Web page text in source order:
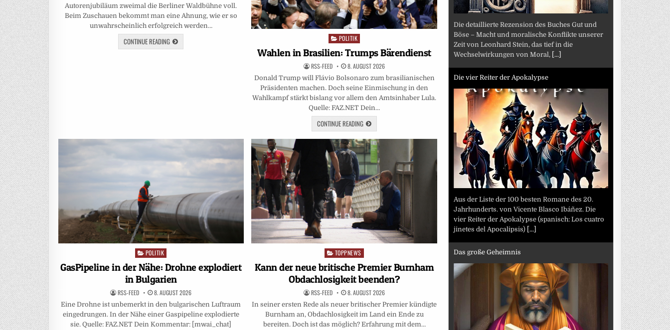
Autorenjubiläum zweimal die Berliner Waldbühne voll.
Beim Zuschauen bekommt man eine Ahnung, wie er so
unwahrscheinlich erfolgreich werden…
CONTINUE READING
Posted
in
POLITIK
Wahlen in Brasilien: Trumps Bärendienst
RSS-FEED 8. AUGUST 2026
Donald Trump will Flávio Bolsonaro zum brasilianischen
Präsidenten machen. Doch seine Einmischung in den
Wahlkampf stärkt bislang vor allem den Amtsinhaber Lula.
Quelle: FAZ.NET Dein…
CONTINUE READING
Posted
in
POLITIK
GasPipeline in der Nähe: Drohne explodiert
in Bulgarien
RSS-FEED 8. AUGUST 2026
Eine Drohne ist unbemerkt in den bulgarischen Luftraum
eingedrungen. In der Nähe einer Gaspipeline explodierte
sie. Quelle: FAZ.NET Dein Kommentar: [mwai_chat]
Posted
in
TOPPNEWS
Kann der neue britische Premier Burnham
Obdachlosigkeit beenden?
RSS-FEED 8. AUGUST 2026
In seiner ersten Rede als neuer britischer Premier kündigte
Burnham an, Obdachlosigkeit im Land ein Ende zu
bereiten. Doch ist das möglich? Erfahrung mit dem…
Die detaillierte Rezension des Buches Gut und
Böse – Macht und moralische Konflikte unserer
Zeit von Leonhard Stein, das tief in die
Wechselwirkungen von Moral, [...]
Die vier Reiter der Apokalypse
Aus der Liste der 100 besten Romane des 20.
Jahrhunderts. von Vicente Blasco Ibáñez. Die
vier Reiter der Apokalypse (spanisch: Los cuatro
jinetes del Apocalipsis) [...]
Das große Geheimnis